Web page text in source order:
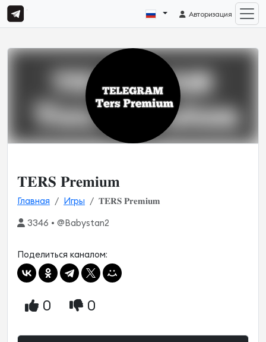
Авторизация
𝐓𝐄𝐑𝐒 𝐏𝐫𝐞𝐦𝐢𝐮𝐦
Главная Игры 𝐓𝐄𝐑𝐒 𝐏𝐫𝐞𝐦𝐢𝐮𝐦
3346 • @Babystan2
Поделиться каналом:
0 0